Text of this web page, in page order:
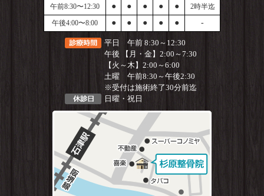
午前8:30〜12:30
● ● ● ● ●
2時半迄
午後4:00〜8:00
● ● ● ● ● -
平日 午前 8:30～12:30
午後 【月・金】2:00～7:30
【火～木】2:00～6:00
土曜 午前8:30～午後2:30
※受付は施術終了30分前迄
日曜・祝日